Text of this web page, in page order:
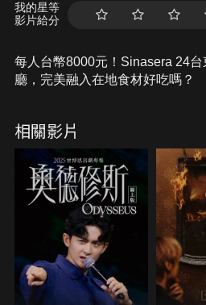
我的星等
影片給分
每人台幣8000元！Sinasera 24
廳，完美融入在地食材好吃嗎？
相關影片